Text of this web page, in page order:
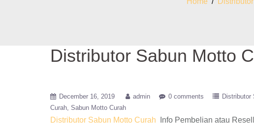
Distributor Sabun Motto
December 16, 2019 admin 0 comments Distributor
Curah Sabun Motto Curah
Distributor Sabun Motto Curah
Info Pembelian atau